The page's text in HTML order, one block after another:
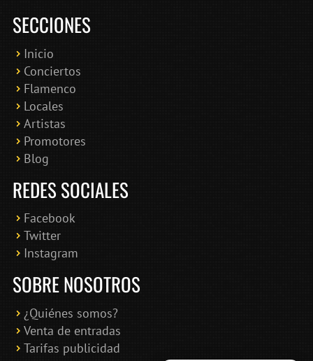
SECCIONES
Inicio
Conciertos
Flamenco
Locales
Artistas
Promotores
Blog
REDES SOCIALES
Facebook
Twitter
Instagram
SOBRE NOSOTROS
¿Quiénes somos?
Venta de entradas
Tarifas publicidad